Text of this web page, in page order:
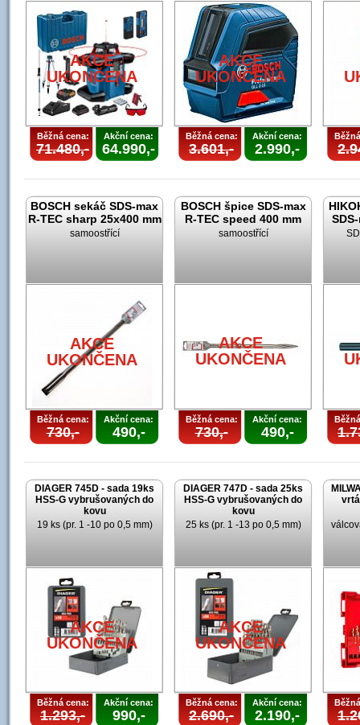
AKCE
UKONČENA
Běžná cena:
71.480,-
Akční cena:
64.990,-
AKCE
UKONČENA
Běžná cena:
3.601,-
Akční cena:
2.990,-
BOSCH sekáč SDS-max
R-TEC sharp 25x400 mm
samoostřící
AKCE
UKONČENA
Běžná cena:
730,-
Akční cena:
490,-
BOSCH špice SDS-max
R-TEC speed 400 mm
samoostřící
AKCE
UKONČENA
Běžná cena:
730,-
Akční cena:
490,-
DIAGER 745D - sada 19ks
HSS-G vybrušovaných do
kovu
19 ks (pr. 1 -10 po 0,5 mm)
AKCE
UKONČENA
Běžná cena:
1.293,-
Akční cena:
990,-
DIAGER 747D - sada 25ks
HSS-G vybrušovaných do
kovu
25 ks (pr. 1 -13 po 0,5 mm)
AKCE
UKONČENA
Běžná cena:
2.690,-
Akční cena:
2.190,-